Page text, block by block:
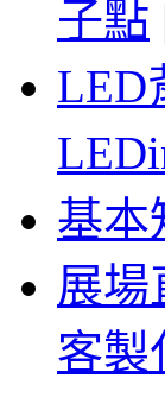
子點
LED
基本
展場
客製